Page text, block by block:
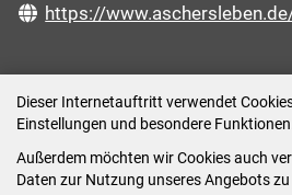
Dieser Internetauftritt verwendet
Einstellungen und besondere
Außerdem möchten wir Cookies auch
Daten zur Nutzung unseres Angebots
https://
Montag: 09:00-12:00 /14:00-
Dienstag: 09:00-12:00 /14:00-